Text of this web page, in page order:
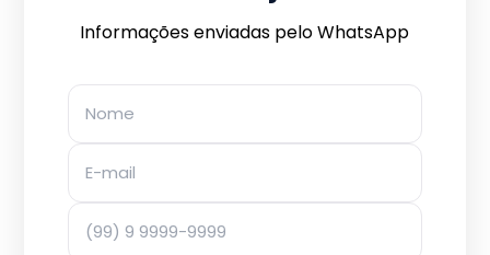
Informações enviadas pelo WhatsApp